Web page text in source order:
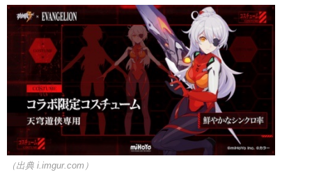
（出典 i.imgur.com）